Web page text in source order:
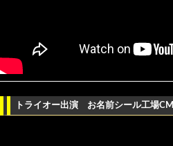
トライオー出演 お名前シール工場CM